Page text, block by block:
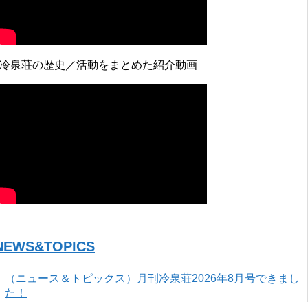
泉荘の歴史／活動をまとめた紹介動画
（ニュース＆トピックス）月刊冷泉荘2026年8月号できまし
た！